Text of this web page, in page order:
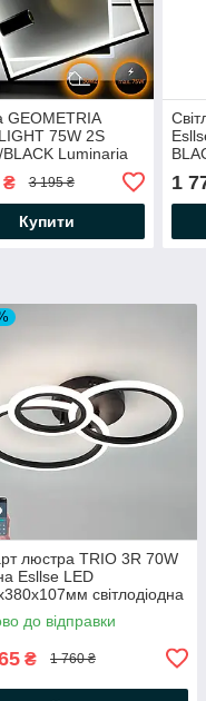
GEOMETRIA
75W 2S
Luminaria
7500Lm 220V
ДУ
3 195 ₴
Купити
з
1
люстра TRIO 3R 70W
Esllse LED
світлодіодна
з пультом і
для смартфону
до відправки
₴ 1 760 ₴